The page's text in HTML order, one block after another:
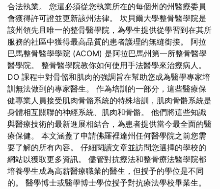
合法執業。 您還必須從您執業所在的每個州的州醫療委員
會獲得許可證並更新該州法律。 坎貝爾大學整骨醫學院是
該州領先且唯一的整骨醫學院，為學生提供從學習到在其所
服務的社區中獲得最高品質的患者護理的無縫銜接。 阿拉
巴馬整骨醫學學院 (ACOM) 是阿拉巴馬州第一所整骨醫學
醫學院。 整骨醫學院教你如何使用手法醫學來治療病人。
DO 課程中對骨骼和肌肉的強調旨在幫助您成為醫學專家培
訓無法做到的專家醫生。 作為培訓的一部分，這些醫療保
健專業人員接受肌肉骨骼系統的特殊培訓，肌肉骨骼系統是
身體相互關聯的神經系統、肌肉和骨骼。 他們將這些知識
與醫療技術的最新進展相結合，為患者提供當今最全面的醫
療保健。 本文涵蓋了申請佛羅裡達州任何醫學院之前您需
要了解的所有內容。 仔細閱讀文章並訪問您選擇的學校的
網站以獲取更多資訊。 儘管對抗療法和整骨療法醫學院都
培養學生成為高薪醫療職業的醫生，但授予的學位是不同
的。 醫學博士或醫學博士學位授予對抗療法學校畢業生。